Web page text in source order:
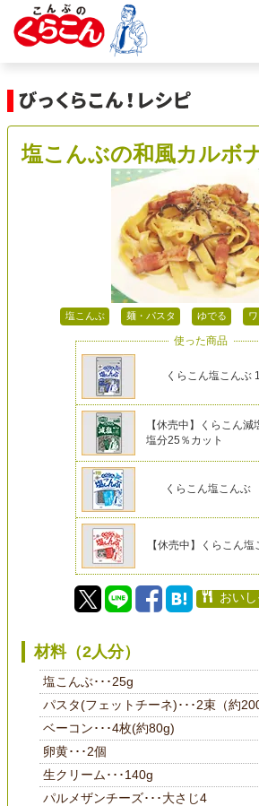
塩こんぶの和風カルボ
塩こんぶ 麺・パスタ ゆでる
使った商品
くらこん塩こんぶ
【休売中】くらこん減
塩分25％カット
くらこん塩こん
【休売中】くらこん
おいし
材料（2人分）
塩こんぶ･･･25g
パスタ(フェットチーネ)･･･2束（約
ベーコン･･･4枚(約80g)
卵黄･･･2個
生クリーム･･･140g
パルメザンチーズ･･･大さじ4